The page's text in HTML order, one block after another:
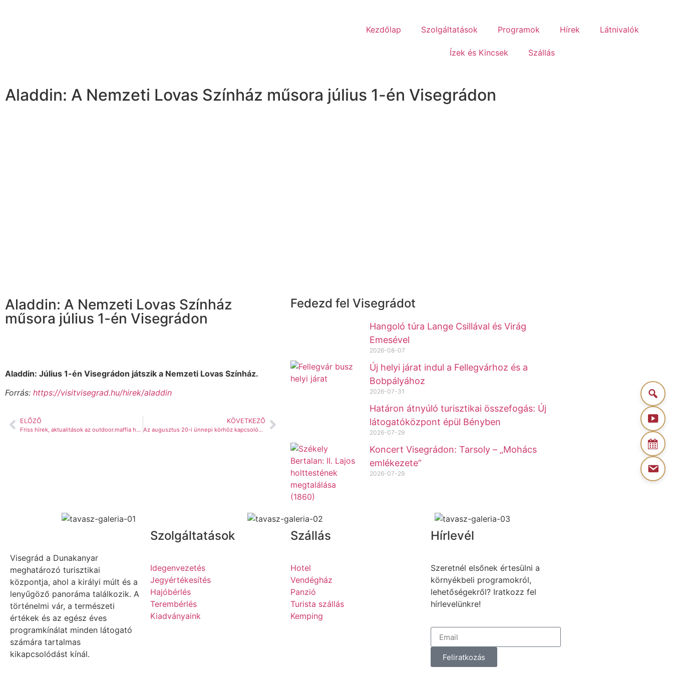
Kezdőlap Szolgáltatások Programok Hírek Látnivalók
Ízek és Kincsek Szállás
Aladdin: A Nemzeti Lovas Színház műsora július 1-én Visegrádon
Aladdin: A Nemzeti Lovas Színház
műsora július 1-én Visegrádon
Aladdin: Július 1-én Visegrádon játszik a Nemzeti Lovas Színház.
Forrás: https://visitvisegrad.hu/hirek/aladdin
ELŐZŐ
Friss hírek, aktualitások az outdoor.maffia háza tájáról
KÖVETKEZŐ
Az augusztus 20-i ünnepi körhöz kapcsolódó visegrádi programok
Fedezd fel Visegrádot
Hangoló túra Lange Csillával és Virág
Emesével
2026-08-07
Új helyi járat indul a Fellegvárhoz és a
Bobpályához
2026-07-31
Határon átnyúló turisztikai összefogás: Új
látogatóközpont épül Bényben
2026-07-29
Koncert Visegrádon: Tarsoly – „Mohács
emlékezete”
2026-07-29
Visegrád a Dunakanyar
meghatározó turisztikai
központja, ahol a királyi múlt és a
lenyűgöző panoráma találkozik. A
történelmi vár, a természeti
értékek és az egész éves
programkínálat minden látogató
számára tartalmas
kikapcsolódást kínál.
Szolgáltatások
Idegenvezetés
Jegyértékesítés
Hajóbérlés
Terembérlés
Kiadványaink
Szállás
Hotel
Vendégház
Panzió
Turista szállás
Kemping
Hírlevél
Szeretnél elsőnek értesülni a
környékbeli programokról,
lehetőségekről? Iratkozz fel
hírlevelünkre!
Feliratkozás